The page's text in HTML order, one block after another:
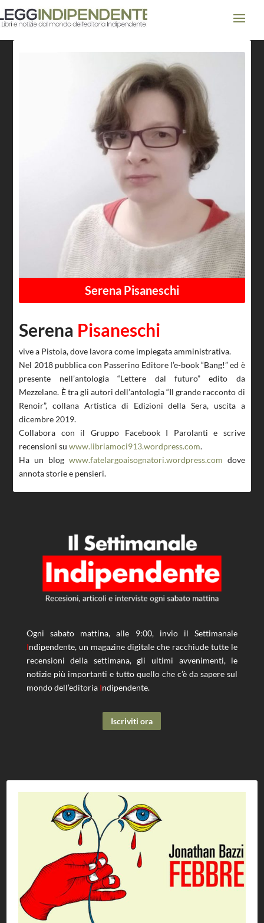
Serena Pisaneschi
Serena Pisaneschi
vive a Pistoia, dove lavora come impiegata amministrativa.
Nel 2018 pubblica con Passerino Editore l’e-book “Bang!” ed è
presente nell’antologia “Lettere dal futuro” edito da
Mezzelane. È tra gli autori dell’antologia “Il grande racconto di
Renoir”, collana Artistica di Edizioni della Sera, uscita a
dicembre 2019.
Collabora con il Gruppo Facebook I Parolanti e scrive
recensioni suwww.libriamoci913.wordpress.com.
Ha un blog www.fatelargoaisognatori.wordpress.com dove
annota storie e pensieri.
Ogni sabato mattina, alle 9:00, invio il Settimanale
Indipendente, un magazine digitale che racchiude tutte le
recensioni della settimana, gli ultimi avvenimenti, le
notizie più importanti e tutto quello che c’è da sapere sul
mondo dell’editoria Indipendente.
Iscriviti ora